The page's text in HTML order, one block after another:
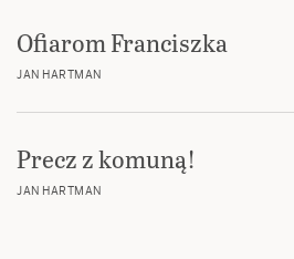
Ofiarom Franciszka
JAN HARTMAN
Precz z komuną!
JAN HARTMAN